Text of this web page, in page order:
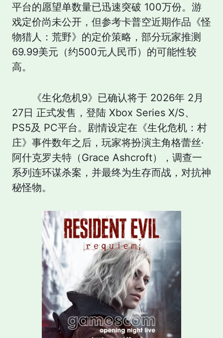
平台的愿望单数量已迅速突破 100万份。游
戏定价尚未公开，但参考卡普空近期作品《怪
物猎人：荒野》的定价策略，部分玩家推测
69.99美元（约500元人民币）的可能性较
高。
《生化危机9》已确认将于 2026年 2月
27日 正式发售，登陆 Xbox Series X/S、
PS5及 PC平台。剧情设定在《生化危机：村
庄》事件数年之后，玩家将扮演主角格蕾丝·
阿什克罗夫特（Grace Ashcroft），调查一
系列连环谋杀案，并最终为生存而战，对抗神
秘怪物。